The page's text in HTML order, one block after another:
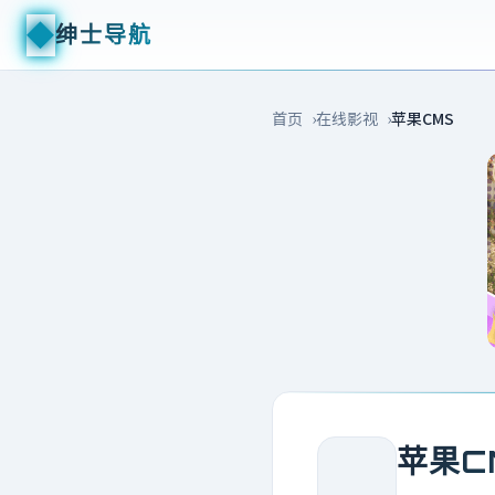
◆绅士导航
首页 在线影视 苹果CMS
苹果